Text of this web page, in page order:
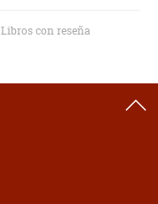
Libros con reseña